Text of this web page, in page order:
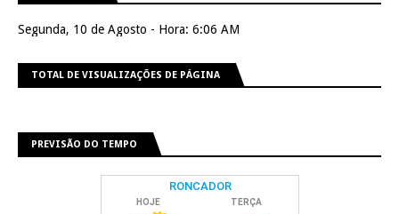
Segunda, 10 de Agosto - Hora: 6:06 AM
TOTAL DE VISUALIZAÇÕES DE PÁGINA
PREVISÃO DO TEMPO